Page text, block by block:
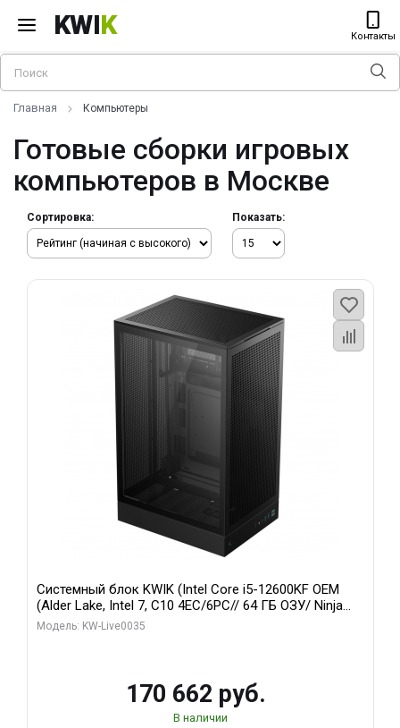
KWIK Контакты
Главная Компьютеры
Готовые сборки игровых
компьютеров в Москве
Сортировка: Показать:
Системный блок KWIK (Intel Core i5-12600KF OEM
(Alder Lake, Intel 7, C10 4EC/6PC// 64 ГБ ОЗУ/ Ninja
Sinotex GTX1650 4GB 128bit GDDR6 DVI DP HDMI 2/
Модель: KW-Live0035
170 662 руб.
В наличии